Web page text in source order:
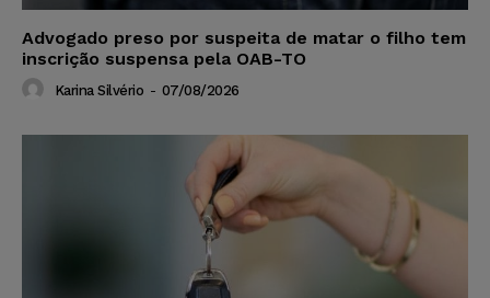
Advogado preso por suspeita de matar o filho tem
inscrição suspensa pela OAB-TO
Karina Silvério - 07/08/2026